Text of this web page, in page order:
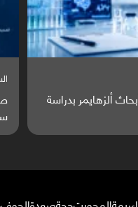
الأحمر يتحول إلى